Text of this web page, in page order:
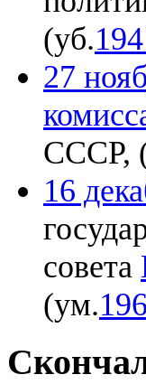
(уб.
27
СССР,
16
совета
(ум.